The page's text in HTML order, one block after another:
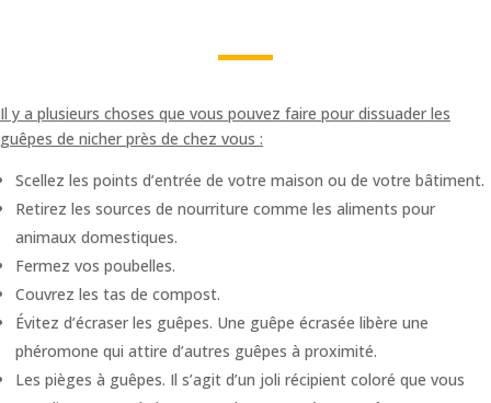
Il y a plusieurs choses que vous pouvez faire pour dissuader les
guêpes de nicher près de chez vous :
Scellez les points d’entrée de votre maison ou de votre bâtiment.
Retirez les sources de nourriture comme les aliments pour
animaux domestiques.
Fermez vos poubelles.
Couvrez les tas de compost.
Évitez d’écraser les guêpes. Une guêpe écrasée libère une
phéromone qui attire d’autres guêpes à proximité.
Les pièges à guêpes. Il s’agit d’un joli récipient coloré que vous